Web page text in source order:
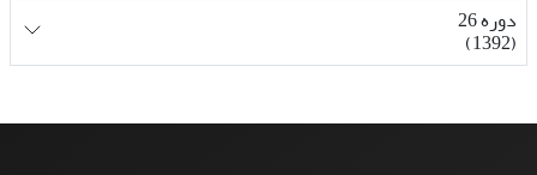
دوره 26
(1392)